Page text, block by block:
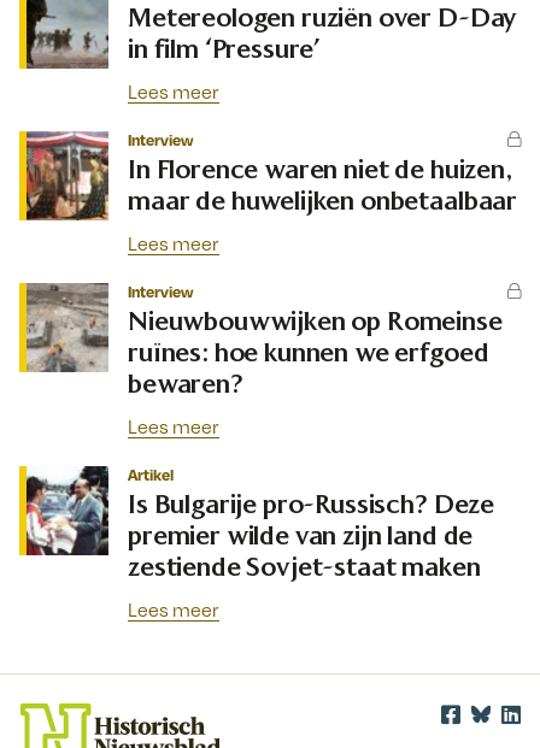
Metereologen ruziën over D-Day
in film ‘Pressure’
Lees meer
Interview
In Florence waren niet de huizen,
maar de huwelijken onbetaalbaar
Lees meer
Interview
Nieuwbouwwijken op Romeinse
ruïnes: hoe kunnen we erfgoed
bewaren?
Lees meer
Artikel
Is Bulgarije pro-Russisch? Deze
premier wilde van zijn land de
zestiende Sovjet-staat maken
Lees meer